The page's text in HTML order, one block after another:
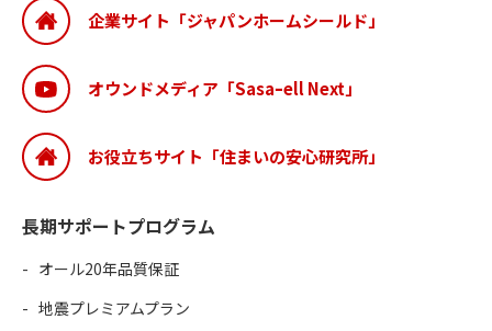
企業サイト「ジャパンホームシールド」
オウンドメディア「Sasaｰell Next」
お役立ちサイト「住まいの安心研究所」
長期サポートプログラム
オール20年品質保証
地震プレミアムプラン